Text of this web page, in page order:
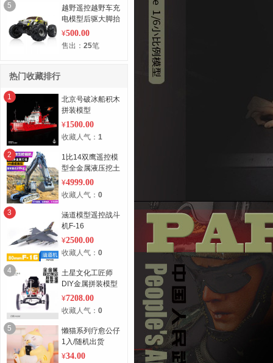
5
越野遥控越野车充
电模型后驱大脚抬
头轮 红/黄色
¥500.00
售出： 25笔
热门收藏排行
1
北京号破冰船积木
拼装模型
¥1500.00
收藏人气： 1
2
1比14双鹰遥控模
型全金属液压挖土
机
¥4999.00
收藏人气： 0
3
涵道模型遥控战斗
机F-16
¥2500.00
收藏人气： 0
4
土星文化工匠师
DIY金属拼装模型
集合车型3款入
¥7208.00
收藏人气： 0
5
懒猫系列疗愈公仔
1入/随机出货
¥34.00